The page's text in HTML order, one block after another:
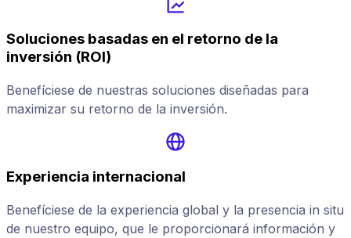
Soluciones basadas en el retorno de la
inversión (ROI)
Benefíciese de nuestras soluciones diseñadas para
maximizar su retorno de la inversión.
Experiencia internacional
Benefíciese de la experiencia global y la presencia in situ
de nuestro equipo, que le proporcionará información y